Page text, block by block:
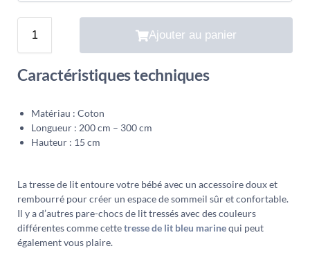
Ajouter au panier
Caractéristiques techniques
Matériau : Coton
Longueur : 200 cm – 300 cm
Hauteur : 15 cm
La tresse de lit entoure votre bébé avec un accessoire doux et
rembourré pour créer un espace de sommeil sûr et confortable.
Il y a d’autres pare-chocs de lit tressés avec des couleurs
différentes comme cettetresse de lit bleu marinequi peut
également vous plaire.